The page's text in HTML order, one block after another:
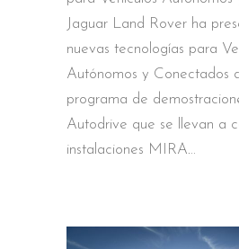
Jaguar Land Rover ha
nuevas tecnologías para
Autónomos y Conectados
programa de
Autodrive que se llevan a
instalaciones MIRA.